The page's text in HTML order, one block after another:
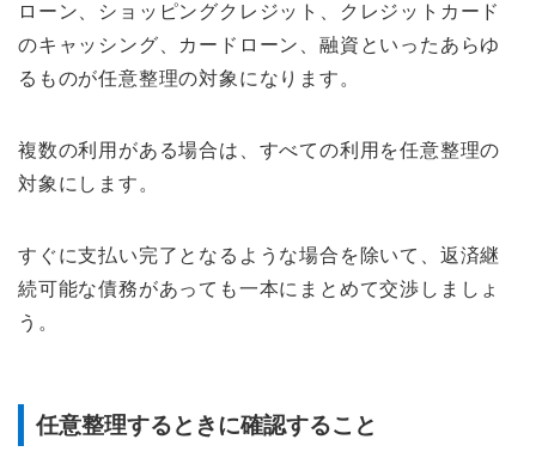
ローン、ショッピングクレジット、クレジットカード
のキャッシング、カードローン、融資といったあらゆ
るものが任意整理の対象になります。
複数の利用がある場合は、すべての利用を任意整理の
対象にします。
すぐに支払い完了となるような場合を除いて、返済継
続可能な債務があっても一本にまとめて交渉しましょ
う。
任意整理するときに確認すること